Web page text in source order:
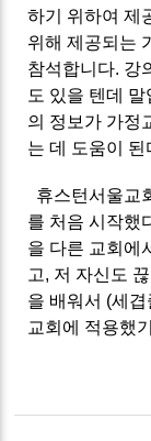
하기 위하여 제
위해 제공되는
참석합니다. 강
도 있을 텐데
의 정보가 가정
는 데 도움이
휴스턴서울교
를 처음 시작했
을 다른 교회에
고, 저 자신도
을 배워서 (세
교회에 적용했